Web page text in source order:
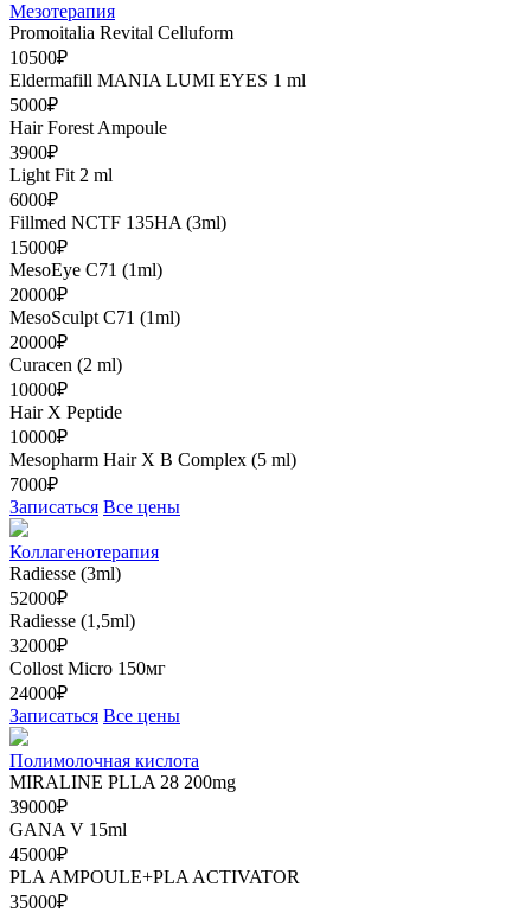
Мезотерапия
Promoitalia Revital Celluform
10500₽
Eldermafill MANIA LUMI EYES 1 ml
5000₽
Hair Forest Ampoule
3900₽
Light Fit 2 ml
6000₽
Fillmed NCTF 135HA (3ml)
15000₽
MesoEye C71 (1ml)
20000₽
MesoSculpt C71 (1ml)
20000₽
Curacen (2 ml)
10000₽
Hair X Peptide
10000₽
Mesopharm Hair X В Complex (5 ml)
7000₽
Записаться Все цены
Коллагенотерапия
Radiesse (3ml)
52000₽
Radiesse (1,5ml)
32000₽
Collost Micro 150мг
24000₽
Записаться Все цены
Полимолочная кислота
MIRALINE PLLA 28 200mg
39000₽
GANA V 15ml
45000₽
PLA AMPOULE+PLA ACTIVATOR
35000₽